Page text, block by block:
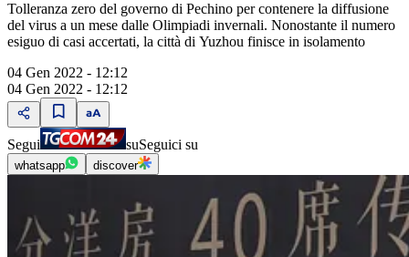
Tolleranza zero del governo di Pechino per contenere la diffusione
del virus a un mese dalle Olimpiadi invernali. Nonostante il numero
esiguo di casi accertati, la città di Yuzhou finisce in isolamento
04 Gen 2022 - 12:12
04 Gen 2022 - 12:12
Segui suSeguici su
whatsapp discover